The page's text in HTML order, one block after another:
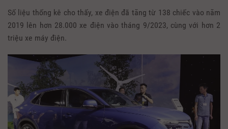
Số liệu thống kê cho thấy, xe điện đã tăng từ 138 chiếc vào năm
2019 lên hơn 28.000 xe điện vào tháng 9/2023, cùng với hơn 2
triệu xe máy điện.